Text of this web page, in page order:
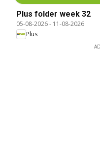
Plus folder week 32
05-08-2026- 11-08-2026
Plus